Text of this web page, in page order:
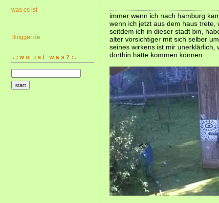
was es ist
Blogger.de
.:wo ist was?:.
immer wenn ich nach hamburg
wenn ich jetzt aus dem haus trete,
seitdem ich in dieser stadt bin,
alter vorsichtiger mit sich selber
seines wirkens ist mir unerklärlich,
dorthin hätte kommen können.